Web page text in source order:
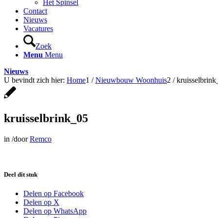
Het Spinsel
Contact
Nieuws
Vacatures
Zoek
Menu Menu
Nieuws
U bevindt zich hier: Home1 / Nieuwbouw Woonhuis2 /
kruisselbrink_05
in /doorRemco
Deel dit stuk
Delen op Facebook
Delen op X
Delen op WhatsApp